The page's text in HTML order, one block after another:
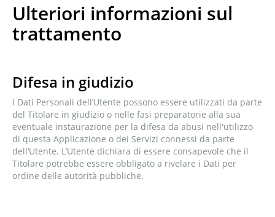
Ulteriori informazioni sul
trattamento
Difesa in giudizio
I Dati Personali dell’Utente possono essere utilizzati da parte
del Titolare in giudizio o nelle fasi preparatorie alla sua
eventuale instaurazione per la difesa da abusi nell'utilizzo
di questa Applicazione o dei Servizi connessi da parte
dell’Utente. L’Utente dichiara di essere consapevole che il
Titolare potrebbe essere obbligato a rivelare i Dati per
ordine delle autorità pubbliche.